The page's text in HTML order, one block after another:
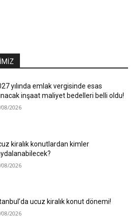
yılında emlak vergisinde esas
inşaat maliyet bedelleri belli oldu!
08/2026
kiralık konutlardan kimler
08/2026
ucuz kiralık konut dönemi!
08/2026